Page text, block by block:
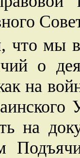
что мы
о
на
на